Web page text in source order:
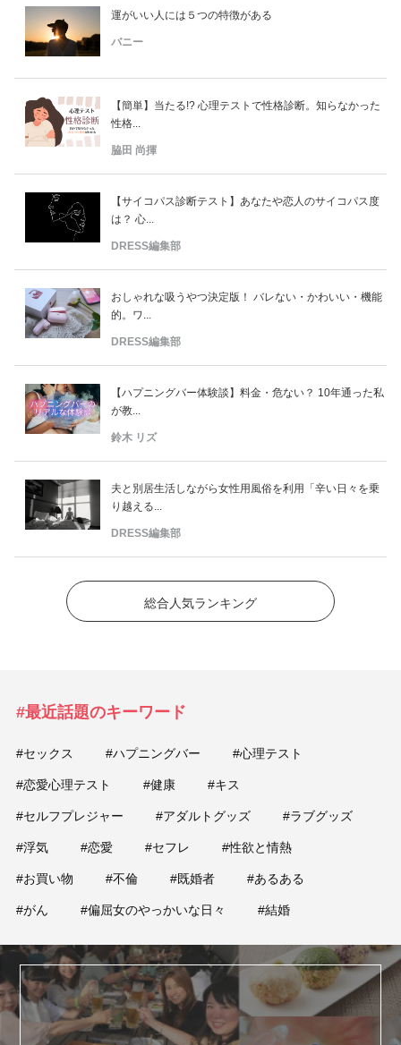
運がいい人には５つの特徴がある
バニー
【簡単】当たる!? 心理テストで性格診断。知らなかった
性格...
脇田 尚揮
【サイコパス診断テスト】あなたや恋人のサイコパス度
は？ 心...
DRESS編集部
おしゃれな吸うやつ決定版！ バレない・かわいい・機能
的。ワ...
DRESS編集部
【ハプニングバー体験談】料金・危ない？ 10年通った私
が教...
鈴木 リズ
夫と別居生活しながら女性用風俗を利用「辛い日々を乗
り越える...
DRESS編集部
総合人気ランキング
#最近話題のキーワード
#セックス #ハプニングバー #心理テスト
#恋愛心理テスト #健康 #キス
#セルフプレジャー #アダルトグッズ #ラブグッズ
#浮気 #恋愛 #セフレ #性欲と情熱
#お買い物 #不倫 #既婚者 #あるある
#がん #偏屈女のやっかいな日々 #結婚